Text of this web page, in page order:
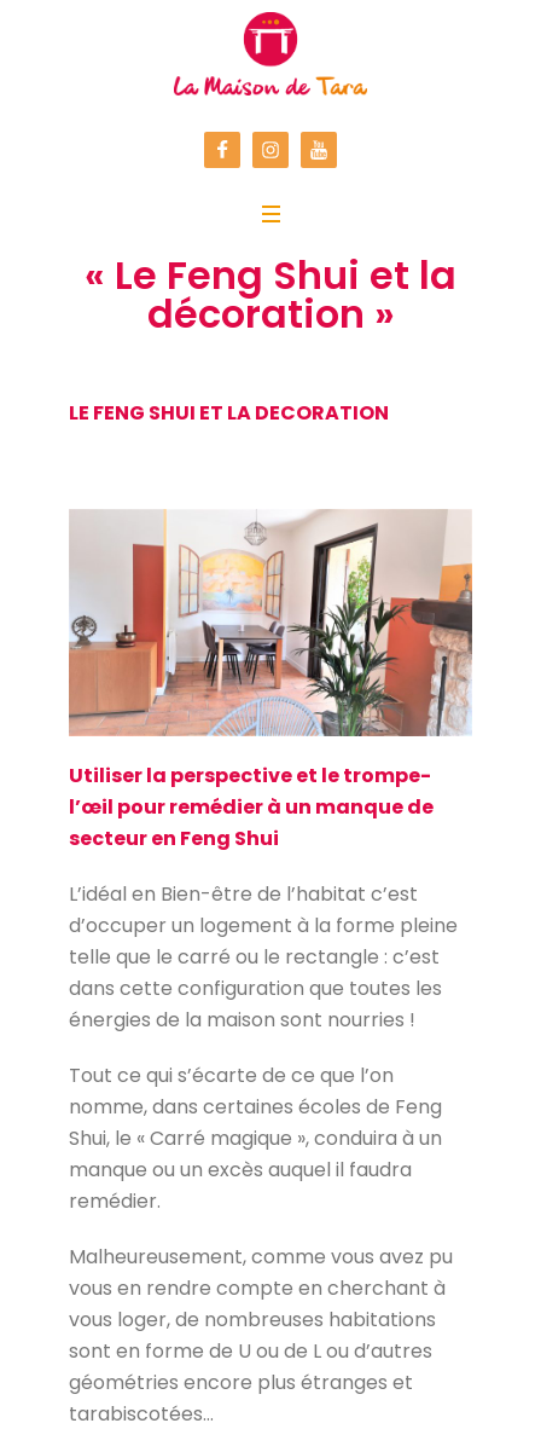
« Le Feng Shui et la
décoration »
LE FENG SHUI ET LA DECORATION
Utiliser la perspective et le trompe-
l’œil pour remédier à un manque de
secteur en Feng Shui
L’idéal en Bien-être de l’habitat c’est
d’occuper un logement à la forme pleine
telle que le carré ou le rectangle : c’est
dans cette configuration que toutes les
énergies de la maison sont nourries !
Tout ce qui s’écarte de ce que l’on
nomme, dans certaines écoles de Feng
Shui, le « Carré magique », conduira à un
manque ou un excès auquel il faudra
remédier.
Malheureusement, comme vous avez pu
vous en rendre compte en cherchant à
vous loger, de nombreuses habitations
sont en forme de U ou de L ou d’autres
géométries encore plus étranges et
tarabiscotées…